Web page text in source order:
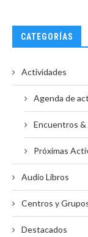
CATEGORÍAS
Actividades
Agenda de
Encuentros &
Próximas
Audio Libros
Centros y
Destacados